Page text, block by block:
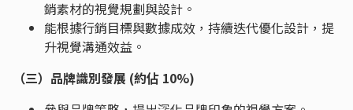
銷素材的視覺規劃與設計。
能根據行銷目標與數據成效，持續迭代優化設計，提
升視覺溝通效益。
（三）品牌識別發展 (約佔 10%)